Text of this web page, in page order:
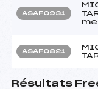
ASAF0931
ASAF0821
Résultats